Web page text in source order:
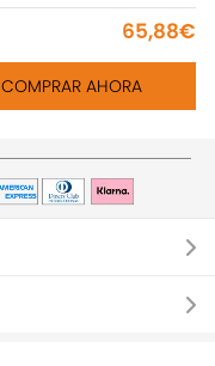
65,88€
COMPRAR AHORA